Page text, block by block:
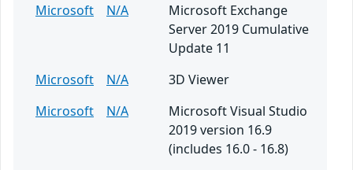
Microsoft
N/A
Microsoft Exchange
Server 2019 Cumulative
Update 11
Microsoft
N/A
3D Viewer
Microsoft
N/A
Microsoft Visual Studio
2019 version 16.9
(includes 16.0 - 16.8)